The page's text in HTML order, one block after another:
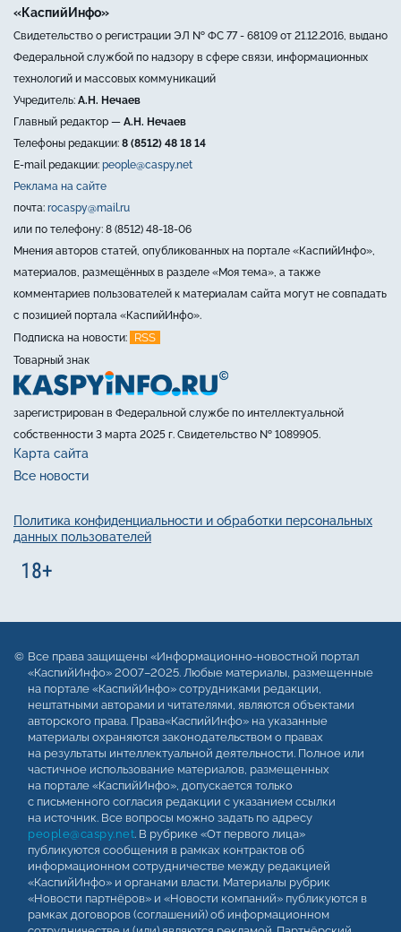
«КаспийИнфо»
Свидетельство о регистрации ЭЛ № ФС 77 - 68109 от 21.12.2016, выдано
Федеральной службой по надзору в сфере связи, информационных
технологий и массовых коммуникаций
Учредитель: А.Н. Нечаев
Главный редактор — А.Н. Нечаев
Телефоны редакции: 8 (8512) 48 18 14
E-mail редакции: people@caspy.net
Реклама на сайте
почта: rocaspy@mail.ru
или по телефону: 8 (8512) 48-18-06
Мнения авторов статей, опубликованных на портале «КаспийИнфо»,
материалов, размещённых в разделе «Моя тема», а также
комментариев пользователей к материалам сайта могут не совпадать
с позицией портала «КаспийИнфо».
Подписка на новости:
RSS
Товарный знак
зарегистрирован в Федеральной службе по интеллектуальной
собственности 3 марта 2025 г. Свидетельство № 1089905.
Карта сайта
Все новости
Политика конфиденциальности и обработки персональных
данных пользователей
Все права защищены «Информационно-новостной портал
«КаспийИнфо» 2007–2025. Любые материалы, размещенные
на портале «КаспийИнфо» сотрудниками редакции,
нештатными авторами и читателями, являются объектами
авторского права. Права«КаспийИнфо» на указанные
материалы охраняются законодательством о правах
на результаты интеллектуальной деятельности. Полное или
частичное использование материалов, размещенных
на портале «КаспийИнфо», допускается только
с письменного согласия редакции с указанием ссылки
на источник. Все вопросы можно задать по адресу
people@caspy.net. В рубрике «От первого лица»
публикуются сообщения в рамках контрактов об
информационном сотрудничестве между редакцией
«КаспийИнфо» и органами власти. Материалы рубрик
«Новости партнёров» и «Новости компаний» публикуются в
рамках договоров (соглашений) об информационном